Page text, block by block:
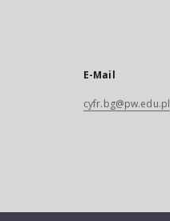
E-Mail
cyfr.bg@pw.edu.pl